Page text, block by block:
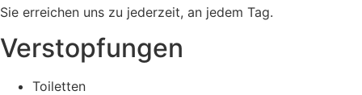
Sie erreichen uns zu jederzeit, an jedem Tag.
Verstopfungen
Toiletten